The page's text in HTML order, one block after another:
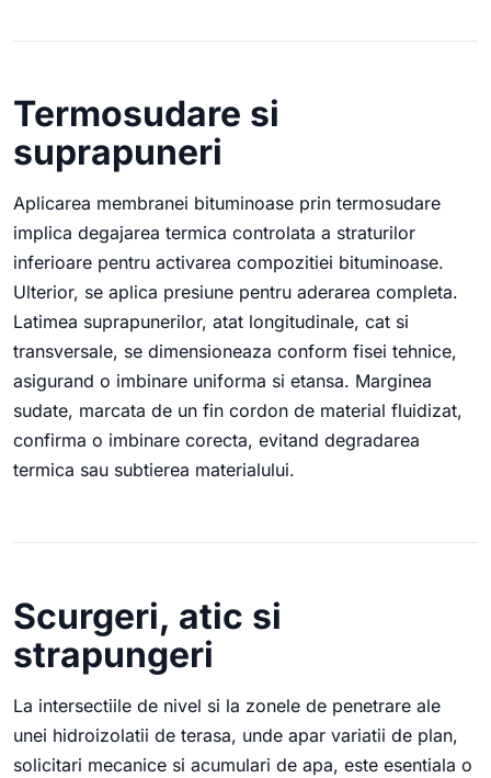
Termosudare si
suprapuneri
Aplicarea membranei bituminoase prin termosudare
implica degajarea termica controlata a straturilor
inferioare pentru activarea compozitiei bituminoase.
Ulterior, se aplica presiune pentru aderarea completa.
Latimea suprapunerilor, atat longitudinale, cat si
transversale, se dimensioneaza conform fisei tehnice,
asigurand o imbinare uniforma si etansa. Marginea
sudate, marcata de un fin cordon de material fluidizat,
confirma o imbinare corecta, evitand degradarea
termica sau subtierea materialului.
Scurgeri, atic si
strapungeri
La intersectiile de nivel si la zonele de penetrare ale
unei hidroizolatii de terasa, unde apar variatii de plan,
solicitari mecanice si acumulari de apa, este esentiala o